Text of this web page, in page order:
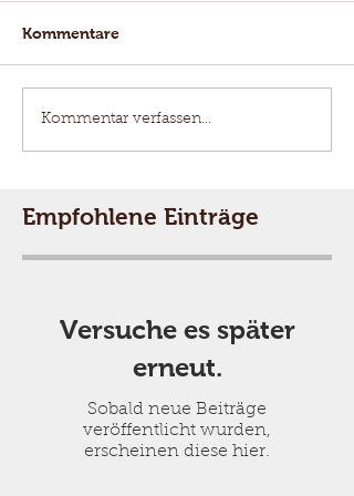
Kommentare
Kommentar verfassen...
Empfohlene Einträge
Versuche es später
erneut.
Sobald neue Beiträge
veröffentlicht wurden,
erscheinen diese hier.